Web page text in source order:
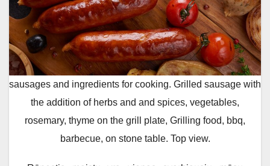
sausages and ingredients for cooking. Grilled sausage with
the addition of herbs and and spices, vegetables,
rosemary, thyme on the grill plate, Grilling food, bbq,
barbecue, on stone table. Top view.